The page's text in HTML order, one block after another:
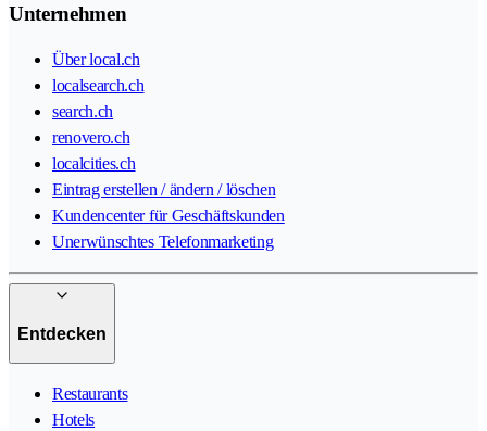
Unternehmen
Über local.ch
localsearch.ch
search.ch
renovero.ch
localcities.ch
Eintrag erstellen / ändern / löschen
Kundencenter für Geschäftskunden
Unerwünschtes Telefonmarketing
Entdecken
Restaurants
Hotels